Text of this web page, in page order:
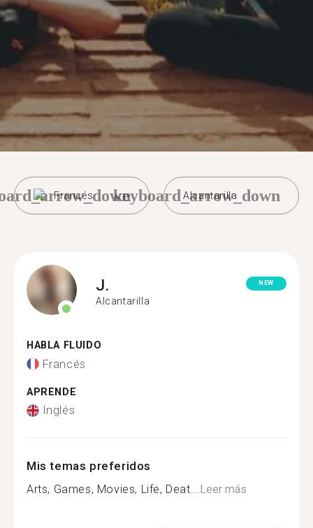
Francés Alcantarilla
keyboard_arrow_down
J.
Alcantarilla
NEW
HABLA FLUIDO
Francés
APRENDE
Inglés
Mis temas preferidos
Arts, Games, Movies, Life, Deat...Leer más